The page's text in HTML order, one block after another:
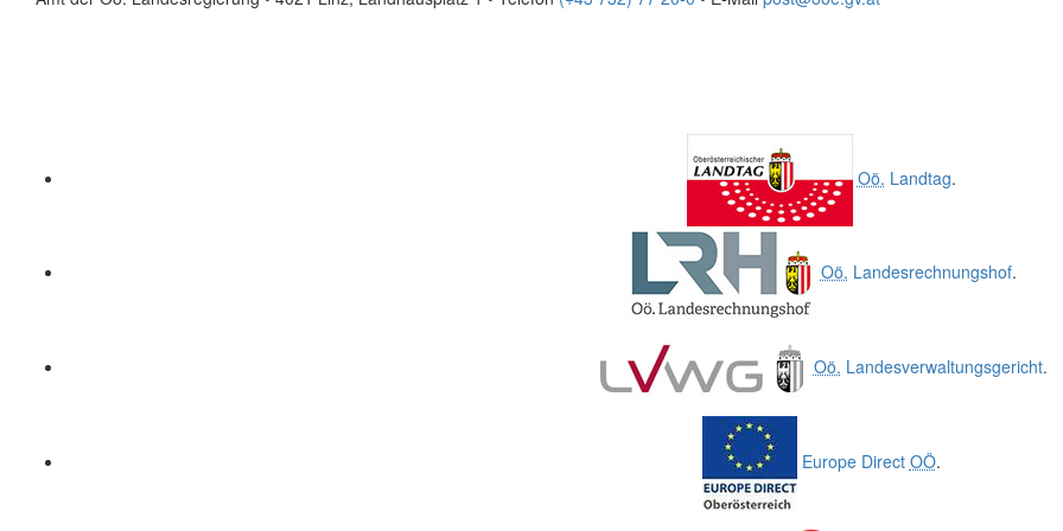
Oö. Landtag.
Oö. Landesrechnungshof.
Oö. Landesverwaltungsgericht.
Europe Direct OÖ.